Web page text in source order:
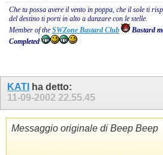
Che tu possa avere il vento in poppa, che il sole ti
del destino ti porti in alto a danzare con le stelle.
Member of the SWZone Bastard Club
Bastard
Completed
KATI
ha detto:
11-09-2002 22.55.45
Messaggio originale di Beep Beep